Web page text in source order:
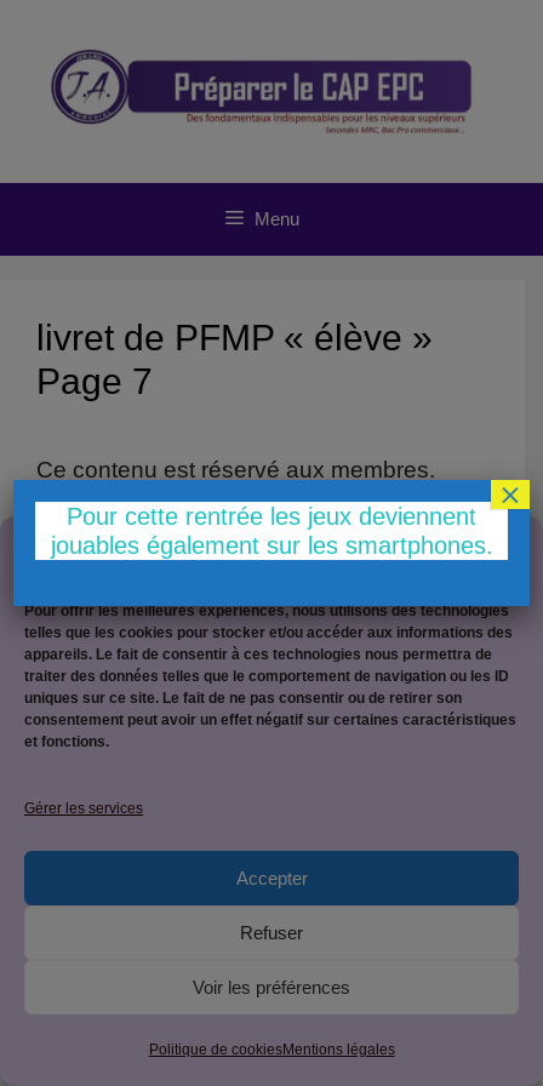
Gérer le consentement
Pour offrir les meilleures expériences, nous utilisons des technologies
telles que les cookies pour stocker et/ou accéder aux informations des
appareils. Le fait de consentir à ces technologies nous permettra de
traiter des données telles que le comportement de navigation ou les ID
uniques sur ce site. Le fait de ne pas consentir ou de retirer son
consentement peut avoir un effet négatif sur certaines caractéristiques
et fonctions.
Gérer les services
Accepter
Refuser
Voir les préférences
Politique de cookiesMentions légales
contenu
Menu
livret de PFMP « élève »
Page 7
Ce contenu est réservé aux membres.
Already a member?Connectez-vous ici
Mentions légales
© 2026 CAP EPC : équipier polyvalent du commerce • Site
• Construit avec
Pour cette rentrée les jeux deviennent
jouables également sur les smartphones.
×